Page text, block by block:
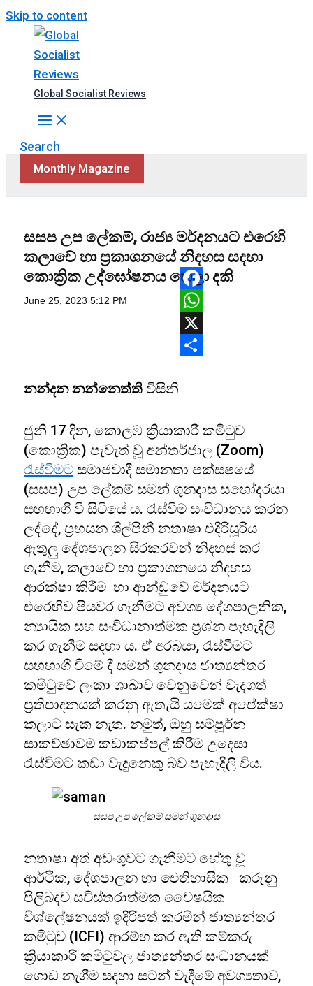
Skip to content
Global Socialist Reviews
Search
Monthly Magazine
සසප උප ලේකම්, රාජ්‍ය මර්දනයට එරෙහි
කලාවේ හා ප්‍රකාශනයේ නිදහස සදහා
කොක්‍රික උද්ඝෝෂනය හෙලා දකි
June 25, 2023 5:12 PM
Facebook
WhatsApp
X
නන්දන නන්නෙත්ති විසිනි
ජුනි 17 දින, කොලඹ ක්‍රියාකාරී කමිටුව
(කොක්‍රික) පැවැත් වූ අන්තර්ජාල (Zoom)
රැස්වීමට සමාජවාදී සමානතා පක්සෂයේ
(සසප) උප ලේකම් සමන් ගුනදාස සහෝදරයා
සහභාගී වී සිටියේ ය. රැස්වීම සංවිධානය කරන
ලද්දේ, ප්‍රහසන ශිල්පිනී නතාෂා එදිරිසූරිය
ඇතුලු දේශපාලන සිරකරවන් නිදහස් කර
ගැනීම, කලාවේ හා ප්‍රකාශනයෙ නිදහස
ආරක්ෂා කිරීම හා ආන්ඩුවේ මර්දනයට
එරෙහිව පියවර ගැනීමට අවශ්‍ය දේශපාලනික,
න්‍යායික සහ සංවිධානාත්මක ප්‍රශ්න පැහැදිලි
කර ගැනීම සදහා ය. ඒ අරබයා, රැස්වීමට
සහභාගී වීමේ දී සමන් ගුනදාස ජාත්‍යන්තර
කමිටුවේ ලංකා ශාඛාව වෙනුවෙන් වැදගත්
ප්‍රතිපාදනයක් කරනු ඇතැයි යමෙක් අපේක්ෂා
කලාට සැක නැත. නමුත්, ඔහු සම්පූර්න
සාකච්ඡාවම කඩාකප්පල් කිරීම උදෙසා
රැස්වීමට කඩා වැදුනෙකු බව පැහැදිලි විය.
සසප උප ලේකම් සමන් ගුනදාස
නතාෂා අත් අඩංගුවට ගැනීමට හේතු වූ
ආර්ථික, දේශපාලන හා ඓතිහාසික කරුනු
පිලිබදව සවිස්තරාත්මක වෛෂයික
විශ්ලේෂනයක් ඉදිරිපත් කරමින් ජාත්‍යන්තර
කමිටුව (ICFI) ආරම්භ කර ඇති කම්කරු
ක්‍රියාකාරී කමිටුවල ජාත්‍යන්තර සංධානයක්
ගොඩ නැගීම සදහා සටන් වැදීමේ අවශ්‍යතාව,